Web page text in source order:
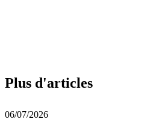
Plus d'articles
06/07/2026